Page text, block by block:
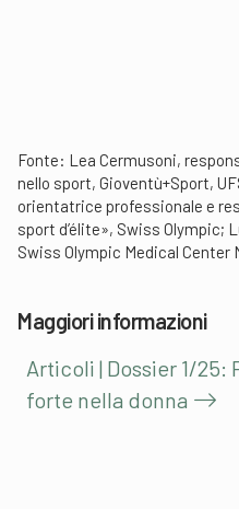
Fonte: Lea Cermusoni,
nello sport, Gioventù+Sport,
orientatrice professionale e
sport d’élite», Swiss Olympic;
Swiss Olympic Medical Center
Maggiori informazioni
Articoli | Dossier 1/
forte nella donna